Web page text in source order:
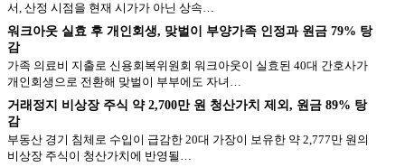
서, 산정 시점을 현재 시가가 아닌 상속…
워크아웃 실효 후 개인회생, 맞벌이 부양가족 인정과 원금 79% 탕
감
가족 의료비 지출로 신용회복위원회 워크아웃이 실효된 40대 간호사가
개인회생으로 전환해 맞벌이 부부에도 자녀…
거래정지 비상장 주식 약 2,700만 원 청산가치 제외, 원금 89% 탕
감
부동산 경기 침체로 수입이 급감한 20대 가장이 보유한 약 2,777만 원의
비상장 주식이 청산가치에 반영될…